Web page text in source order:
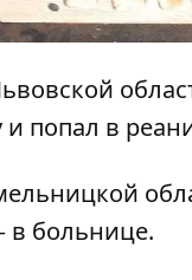
и попал в
в больнице.